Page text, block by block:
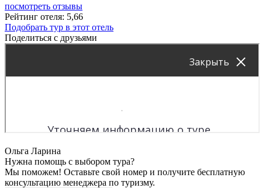
посмотреть отзывы
Рейтинг отеля: 5,66
Подобрать тур в этот отель
Поделиться с друзьями
Ольга Ларина
Нужна помощь с выбором тура?
Мы поможем! Оставьте свой номер и получите бесплатную
консультацию менеджера по туризму.